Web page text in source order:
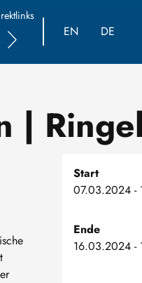
EN DE
|
Start
07.03.2024 -
Ende
16.03.2024 -